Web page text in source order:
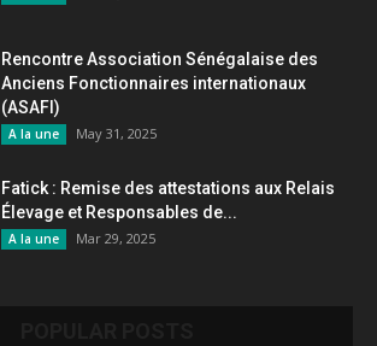
Rencontre Association Sénégalaise des
Anciens Fonctionnaires internationaux
(ASAFI)
A la une May 31, 2025
Fatick : Remise des attestations aux Relais
Élevage et Responsables de...
A la une Mar 29, 2025